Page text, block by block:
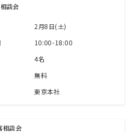
談会
2月8日(土)
10:00-18:00
4名
無料
東京本社
相談会